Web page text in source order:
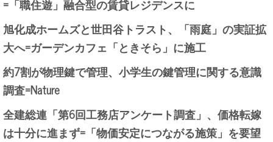
=「職住遊」融合型の賃貸レジデンスに
旭化成ホームズと世田谷トラスト、「雨庭」の実証拡
大へ=ガーデンカフェ「ときそら」に施工
約7割が物理鍵で管理、小学生の鍵管理に関する意識
調査=Nature
全建総連「第6回工務店アンケート調査」、価格転嫁
は十分に進まず=「物価安定につながる施策」を要望